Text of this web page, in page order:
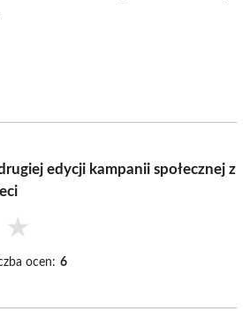
edycji kampanii społecznej z
★
ocen: 6